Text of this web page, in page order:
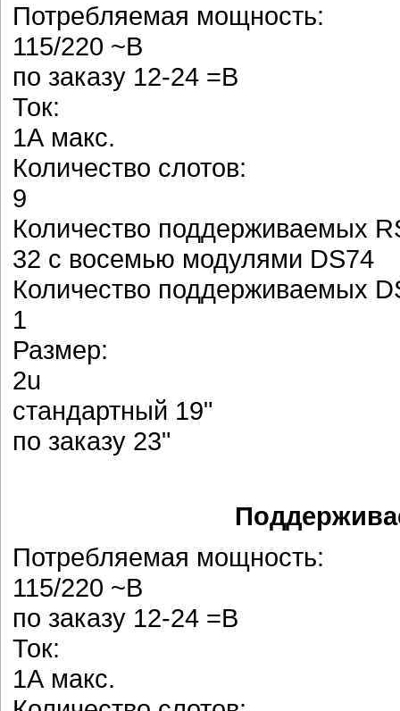
Потребляемая мощность:
115/220 ~В
по заказу 12-24 =В
Ток:
1А макс.
Количество слотов:
9
Количество поддерживаемых
32 с восемью модулями DS74
Количество поддерживаемых
1
Размер:
2u
стандартный 19"
по заказу 23"
Потребляемая мощность:
115/220 ~В
по заказу 12-24 =В
Ток:
1А макс.